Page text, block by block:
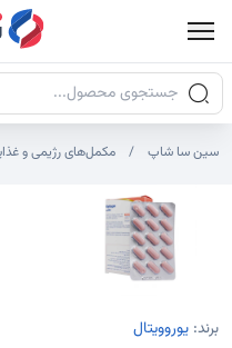
جستجوی محصولات
سین سا شاپ مکمل‌های رژیمی و
برند: یوروویتال
تصاویر محصول
تصویر شاخص محصول
سایر تصاویر محصول - تصاویر